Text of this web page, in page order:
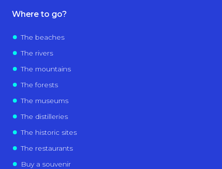
Where to go?
The beaches
The rivers
The mountains
The forests
The museums
The distilleries
The historic sites
The restaurants
Buy a souvenir